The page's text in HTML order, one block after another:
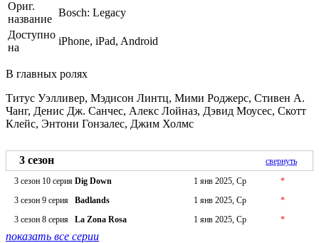
Ориг.
название
Bosch: Legacy
Доступно
на
iPhone, iPad, Android
В главных ролях
Титус Уэлливер, Мэдисон Линтц, Мими Роджерс, Стивен А.
Чанг, Денис Дж. Санчес, Алекс Лойназ, Дэвид Моусес, Скотт
Клейс, Энтони Гонзалес, Джим Холмс
3 сезон
свернуть
3 сезон 10 серия Dig Down 1 янв 2025, Ср
*
3 сезон 9 серия
Badlands 1 янв 2025, Ср
*
3 сезон 8 серия
La Zona Rosa 1 янв 2025, Ср *
показать все серии